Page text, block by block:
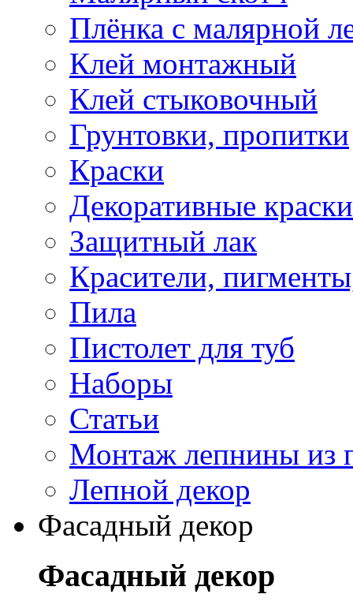
Плёнка с малярной
Клей монтажный
Клей стыковочный
Грунтовки, пропитки
Краски
Декоративные краски
Защитный лак
Красители,
Пила
Пистолет для туб
Наборы
Статьи
Монтаж лепнины из
Лепной декор
Фасадный декор
Фасадный декор